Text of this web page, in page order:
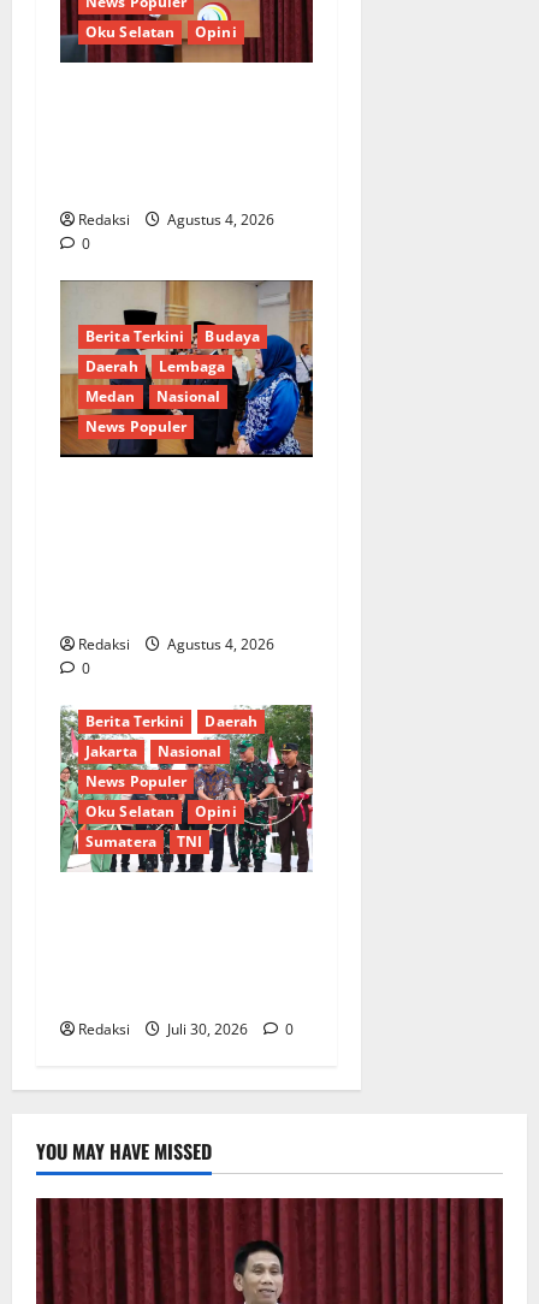
Oku Selatan
Opini
Redaksi
Agustus 4, 2026
0
Berita Terkini
Budaya
Daerah
Lembaga
Medan
Nasional
News Populer
Redaksi
Agustus 4, 2026
0
Berita Terkini
Daerah
Jakarta
Nasional
News Populer
Oku Selatan
Opini
Sumatera
TNI
Redaksi Juli 30, 2026 0
YOU MAY HAVE MISSED